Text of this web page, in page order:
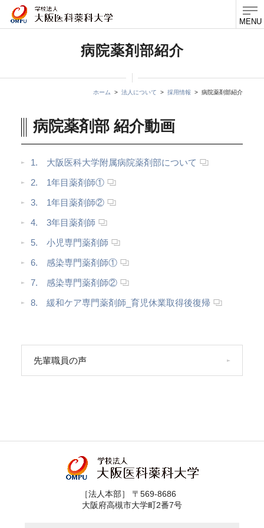
MENU
病院薬剤部紹介
ホーム 法人について 採用情報 病院薬剤部紹介
病院薬剤部 紹介動画
1. 大阪医科大学附属病院薬剤部について
2. 1年目薬剤師①
3. 1年目薬剤師②
4. 3年目薬剤師
5. 小児専門薬剤師
6. 感染専門薬剤師①
7. 感染専門薬剤師②
8. 緩和ケア専門薬剤師_育児休業取得後復帰
先輩職員の声
［法人本部］ 〒569-8686
大阪府高槻市大学町2番7号